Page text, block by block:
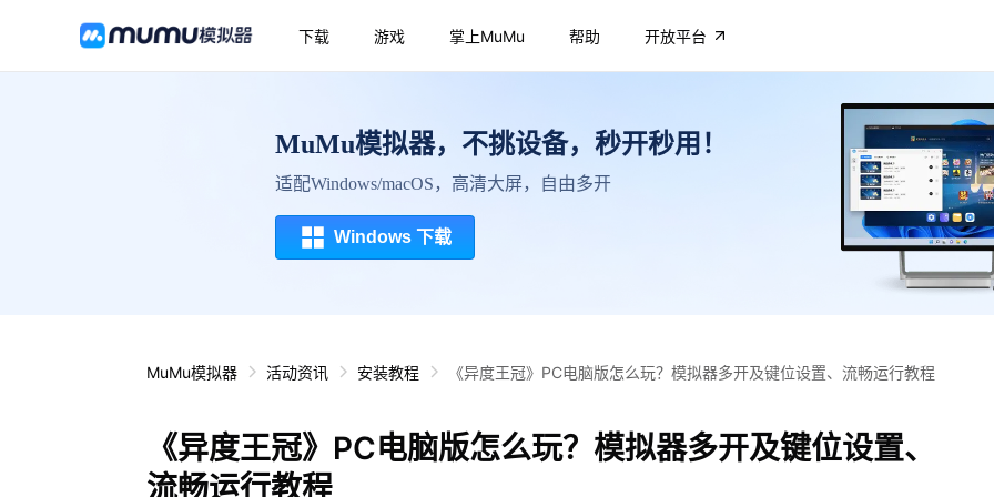
下载 游戏 掌上MuMu 帮助 开放平台
MuMu模拟器，不挑设备，秒开秒用！
适配Windows/macOS，高清大屏，自由多开
Windows 下载
MuMu模拟器 活动资讯 安装教程 《异度王冠》PC电脑版怎么玩？模拟器多开及键位设置、流畅运行教程
《异度王冠》PC电脑版怎么玩？模拟器多开及键位设置、
流畅运行教程